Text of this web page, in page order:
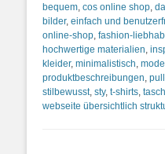
bequem, cos online shop,
bilder, einfach und
online-shop, fashion-
hochwertige materialien,
kleider, minimalistisch, mode
produktbeschreibungen,
stilbewusst, sty, t-shirts,
webseite übersichtlich